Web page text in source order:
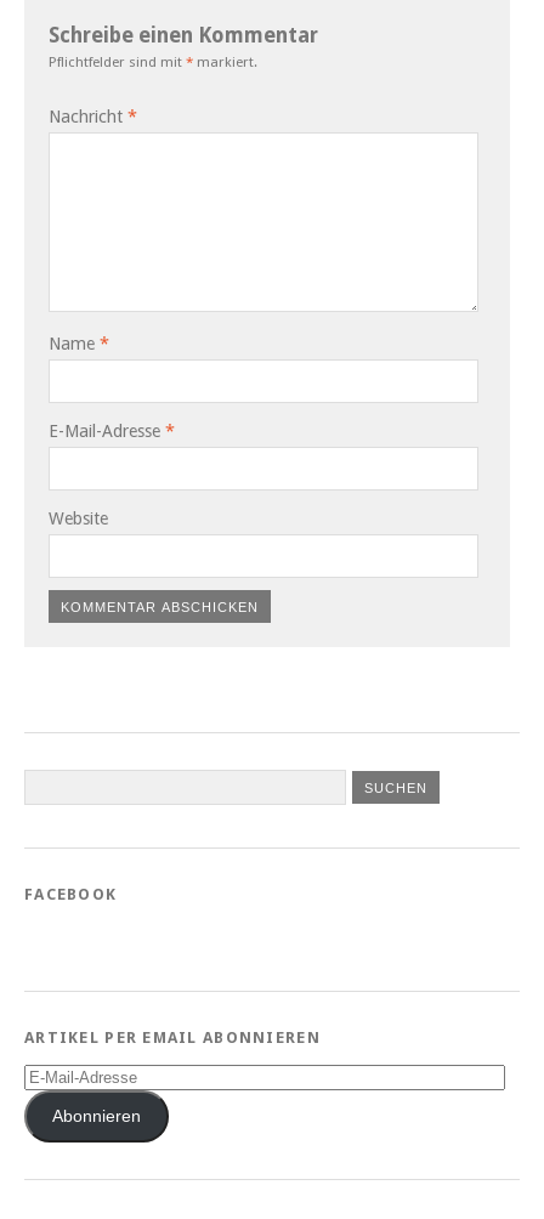
Schreibe einen Kommentar
Pflichtfelder sind mit * markiert.
Nachricht *
Name *
E-Mail-Adresse *
Website
FACEBOOK
ARTIKEL PER EMAIL ABONNIEREN
E-
Mail-
AdresseAbonnieren